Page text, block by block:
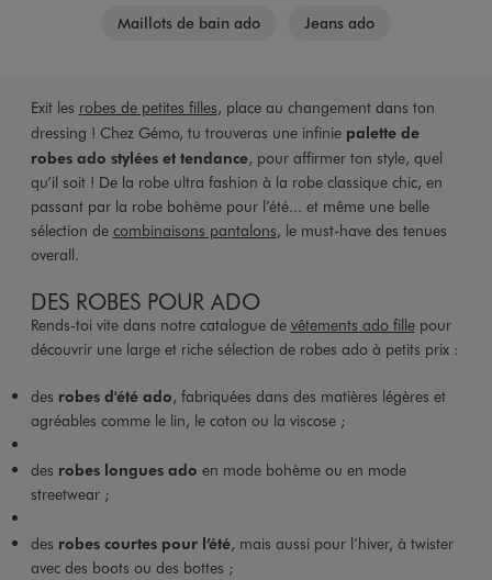
Maillots de bain ado Jeans ado
Exit les robes de petites filles, place au changement dans ton
dressing ! Chez Gémo, tu trouveras une infinie palette de
robes ado stylées et tendance, pour affirmer ton style, quel
qu’il soit ! De la robe ultra fashion à la robe classique chic, en
passant par la robe bohème pour l’été... et même une belle
sélection de combinaisons pantalons, le must-have des tenues
overall.
DES ROBES POUR ADO
Rends-toi vite dans notre catalogue de vêtements ado fillepour
découvrir une large et riche sélection de robes ado à petits prix :
des robes d'été ado, fabriquées dans des matières légères et
agréables comme le lin, le coton ou la viscose ;
des robes longues ado en mode bohème ou en mode
streetwear ;
des robes courtes pour l’été, mais aussi pour l’hiver, à twister
avec des boots ou des bottes ;